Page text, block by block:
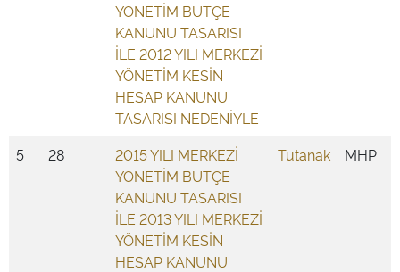
YÖNETİM BÜTÇE
KANUNU TASARISI
İLE 2012 YILI MERKEZİ
YÖNETİM KESİN
HESAP KANUNU
TASARISI NEDENİYLE
5 28
2015 YILI MERKEZİ
YÖNETİM BÜTÇE
KANUNU TASARISI
İLE 2013 YILI MERKEZİ
YÖNETİM KESİN
HESAP KANUNU
Tutanak MHP